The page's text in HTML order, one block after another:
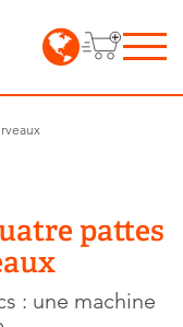
pattes
: une machine